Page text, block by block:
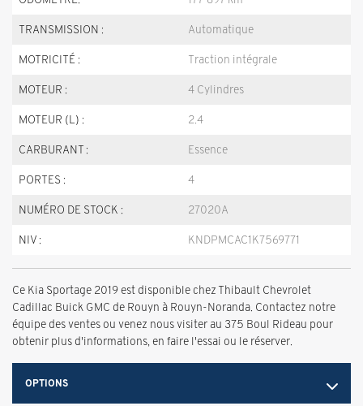
TRANSMISSION : Automatique
MOTRICITÉ : Traction intégrale
MOTEUR : 4 Cylindres
MOTEUR (L) : 2.4
CARBURANT : Essence
PORTES : 4
NUMÉRO DE STOCK : 27020A
NIV : KNDPMCAC1K7569771
Ce Kia Sportage 2019 est disponible chez Thibault Chevrolet
Cadillac Buick GMC de Rouyn à Rouyn-Noranda. Contactez notre
équipe des ventes ou venez nous visiter au 375 Boul Rideau pour
obtenir plus d'informations, en faire l'essai ou le réserver.
OPTIONS